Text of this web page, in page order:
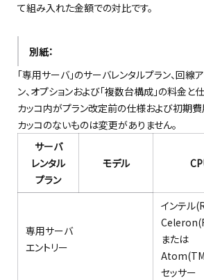
て組み入れた金額での対比です。
別紙：
「専用サーバ」のサーバレンタルプラン、回線
ン、オプションおよび「複数台構成」の料金と
カッコ内がプラン改定前の仕様および初期費
カッコのないものは変更がありません。
サーバ
レンタル
プラン
モデル
専用サーバ
エントリー
インテル
または
セッサー